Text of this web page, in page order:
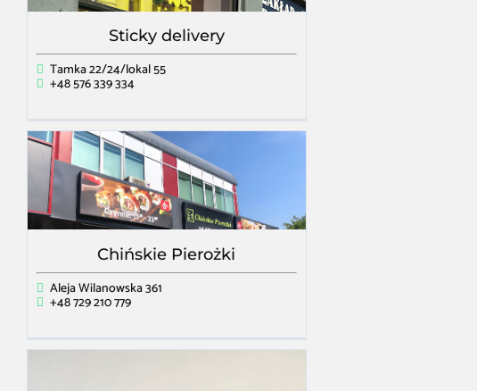
Sticky delivery
Tamka 22/24/lokal 55
+48 576 339 334
Chińskie Pierożki
Aleja Wilanowska 361
+48 729 210 779